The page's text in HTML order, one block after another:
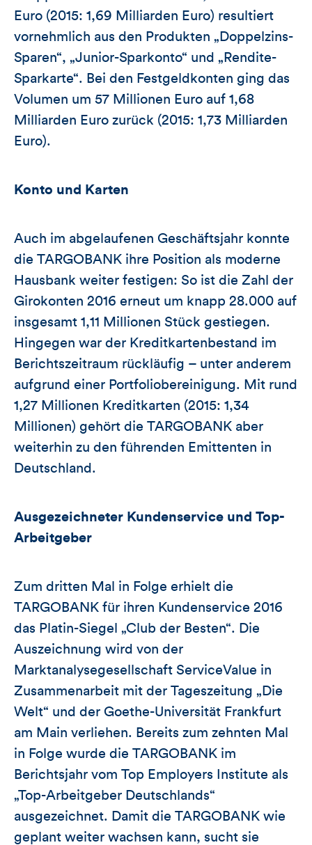
Euro (2015: 1,69 Milliarden Euro) resultiert
vornehmlich aus den Produkten „Doppelzins-
Sparen“, „Junior-Sparkonto“ und „Rendite-
Sparkarte“. Bei den Festgeldkonten ging das
Volumen um 57 Millionen Euro auf 1,68
Milliarden Euro zurück (2015: 1,73 Milliarden
Euro).
Konto und Karten
Auch im abgelaufenen Geschäftsjahr konnte
die TARGOBANK ihre Position als moderne
Hausbank weiter festigen: So ist die Zahl der
Girokonten 2016 erneut um knapp 28.000 auf
insgesamt 1,11 Millionen Stück gestiegen.
Hingegen war der Kreditkartenbestand im
Berichtszeitraum rückläufig – unter anderem
aufgrund einer Portfoliobereinigung. Mit rund
1,27 Millionen Kreditkarten (2015: 1,34
Millionen) gehört die TARGOBANK aber
weiterhin zu den führenden Emittenten in
Deutschland.
Ausgezeichneter Kundenservice und Top-
Arbeitgeber
Zum dritten Mal in Folge erhielt die
TARGOBANK für ihren Kundenservice 2016
das Platin-Siegel „Club der Besten“. Die
Auszeichnung wird von der
Marktanalysegesellschaft ServiceValue in
Zusammenarbeit mit der Tageszeitung „Die
Welt“ und der Goethe-Universität Frankfurt
am Main verliehen. Bereits zum zehnten Mal
in Folge wurde die TARGOBANK im
Berichtsjahr vom Top Employers Institute als
„Top-Arbeitgeber Deutschlands“
ausgezeichnet. Damit die TARGOBANK wie
geplant weiter wachsen kann, sucht sie